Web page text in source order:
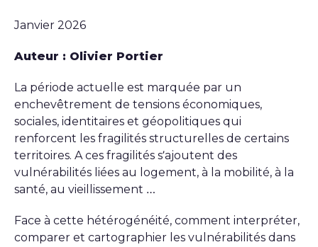
Janvier 2026
Auteur : Olivier Portier
La période actuelle est marquée par un
enchevêtrement de tensions économiques,
sociales, identitaires et géopolitiques qui
renforcent les fragilités structurelles de certains
territoires. A ces fragilités s’ajoutent des
vulnérabilités liées au logement, à la mobilité, à la
santé, au vieillissement …
Face à cette hétérogénéité, comment interpréter,
comparer et cartographier les vulnérabilités dans